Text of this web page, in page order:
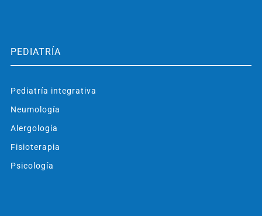
PEDIATRÍA
Pediatría integrativa
Neumología
Alergología
Fisioterapia
Psicología